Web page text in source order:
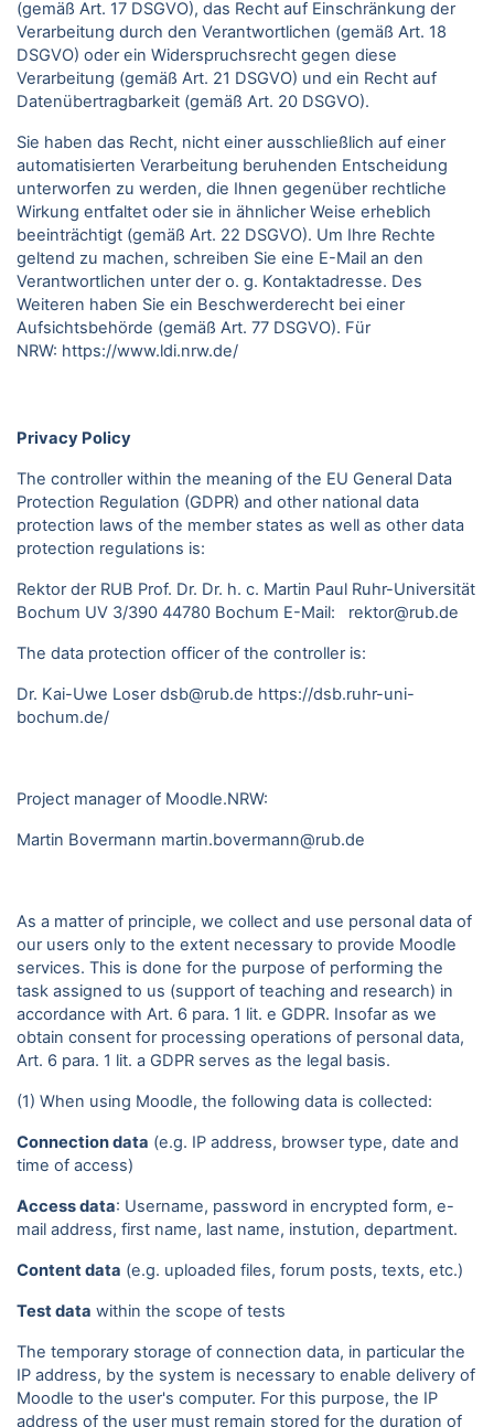
(gemäß Art. 17 DSGVO), das Recht auf Einschränkung der
Verarbeitung durch den Verantwortlichen (gemäß Art. 18
DSGVO) oder ein Widerspruchsrecht gegen diese
Verarbeitung (gemäß Art. 21 DSGVO) und ein Recht auf
Datenübertragbarkeit (gemäß Art. 20 DSGVO).
Sie haben das Recht, nicht einer ausschließlich auf einer
automatisierten Verarbeitung beruhenden Entscheidung
unterworfen zu werden, die Ihnen gegenüber rechtliche
Wirkung entfaltet oder sie in ähnlicher Weise erheblich
beeinträchtigt (gemäß Art. 22 DSGVO). Um Ihre Rechte
geltend zu machen, schreiben Sie eine E-Mail an den
Verantwortlichen unter der o. g. Kontaktadresse. Des
Weiteren haben Sie ein Beschwerderecht bei einer
Aufsichtsbehörde (gemäß Art. 77 DSGVO). Für
NRW: https://www.ldi.nrw.de/
Privacy Policy
The controller within the meaning of the EU General Data
Protection Regulation (GDPR) and other national data
protection laws of the member states as well as other data
protection regulations is:
Rektor der RUB Prof. Dr. Dr. h. c. Martin Paul Ruhr-Universität
Bochum UV 3/390 44780 Bochum E-Mail: rektor@rub.de
The data protection officer of the controller is:
Dr. Kai-Uwe Loser dsb@rub.de https://dsb.ruhr-uni-
bochum.de/
Project manager of Moodle.NRW:
Martin Bovermann martin.bovermann@rub.de
As a matter of principle, we collect and use personal data of
our users only to the extent necessary to provide Moodle
services. This is done for the purpose of performing the
task assigned to us (support of teaching and research) in
accordance with Art. 6 para. 1 lit. e GDPR. Insofar as we
obtain consent for processing operations of personal data,
Art. 6 para. 1 lit. a GDPR serves as the legal basis.
(1) When using Moodle, the following data is collected:
Connection data (e.g. IP address, browser type, date and
time of access)
Access data: Username, password in encrypted form, e-
mail address, first name, last name, instution, department.
Content data (e.g. uploaded files, forum posts, texts, etc.)
Test data within the scope of tests
The temporary storage of connection data, in particular the
IP address, by the system is necessary to enable delivery of
Moodle to the user's computer. For this purpose, the IP
address of the user must remain stored for the duration of